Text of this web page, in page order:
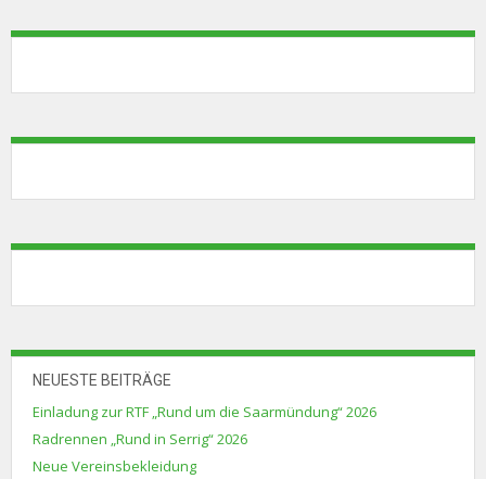
NEUESTE BEITRÄGE
Einladung zur RTF „Rund um die Saarmündung“ 2026
Radrennen „Rund in Serrig“ 2026
Neue Vereinsbekleidung